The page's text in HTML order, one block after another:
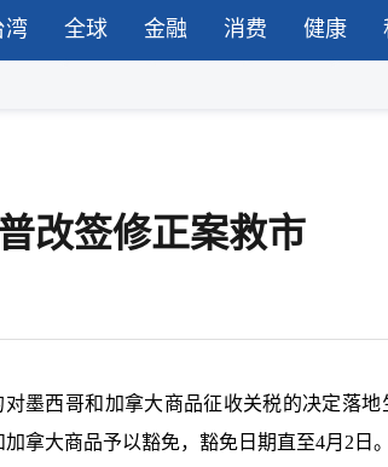
湾 全球 金融 消费 健康
改签修正案救市
墨西哥和加拿大商品征收关税的决定落
拿大商品予以豁免，豁免日期直至4月2日。